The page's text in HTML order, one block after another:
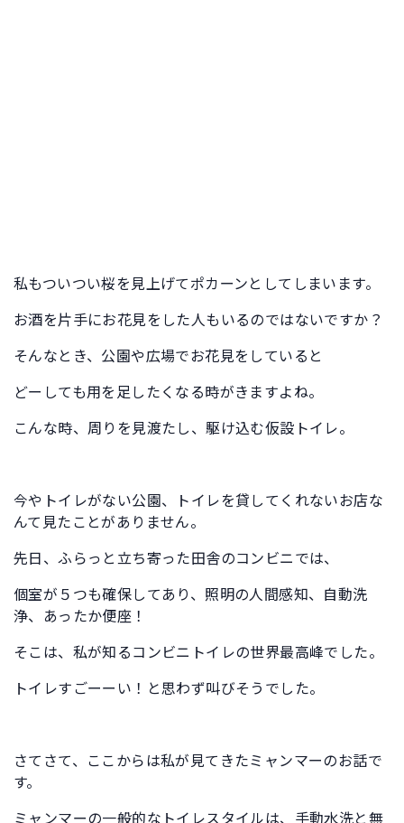
私もついつい桜を見上げてポカーンとしてしまいます。
お酒を片手にお花見をした人もいるのではないですか？
そんなとき、公園や広場でお花見をしていると
どーしても用を足したくなる時がきますよね。
こんな時、周りを見渡たし、駆け込む仮設トイレ。
今やトイレがない公園、トイレを貸してくれないお店な
んて見たことがありません。
先日、ふらっと立ち寄った田舎のコンビニでは、
個室が５つも確保してあり、照明の人間感知、自動洗
浄、あったか便座！
そこは、私が知るコンビニトイレの世界最高峰でした。
トイレすごーーい！と思わず叫びそうでした。
さてさて、ここからは私が見てきたミャンマーのお話で
す。
ミャンマーの一般的なトイレスタイルは、手動水洗と無